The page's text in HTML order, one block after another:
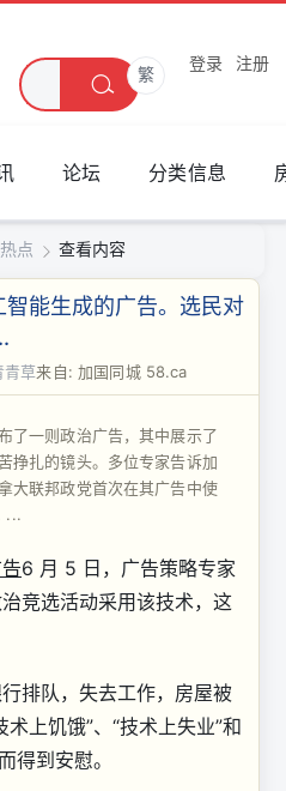
繁
登录 注册
论坛 分类信息
点 查看内容
能生成的广告。选民对
青草来自: 加国同城 58.ca
了一则政治广告，其中展示了
挣扎的镜头。多位专家告诉加
大联邦政党首次在其广告中使
...
6 月 5 日，广告策略专家
竞选活动采用该技术，这
排队，失去工作，房屋被
上饥饿”、“技术上失业”和
得到安慰。